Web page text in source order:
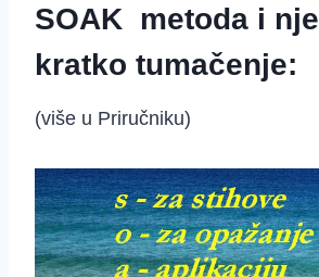
SOAK metoda i
kratko tumačenje:
(više u Priručniku)